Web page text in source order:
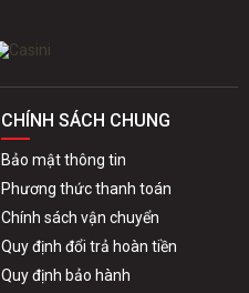
CHÍNH SÁCH CHUNG
Bảo mật thông tin
Phương thức thanh toán
Chính sách vận chuyển
Quy định đổi trả hoàn tiền
Quy định bảo hành